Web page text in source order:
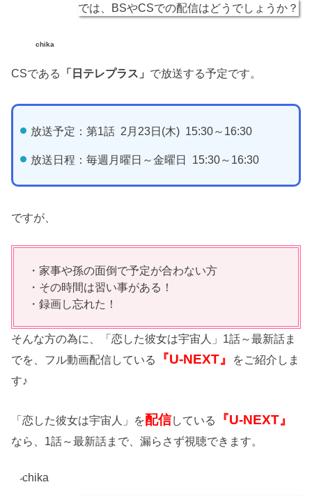
chika
では、BSやCSでの配信はどうでしょうか？
CSである 「日テレプラス」 で放送する予定です。
放送予定：第1話 2月23日(木) 15:30～16:30
放送日程：毎週月曜日～金曜日 15:30～16:30
ですが、
・家事や孫の面倒で予定が合わない方
・その時間は習い事がある！
・録画し忘れた！
そんな方の為に、「恋した彼女は宇宙人」1話～最新話ま
でを、フル動画配信している
『U-NEXT』
をご紹介しま
す♪
「恋した彼女は宇宙人」を配信している 『U-NEXT』
なら、1話～最新話まで、漏らさず視聴できます。